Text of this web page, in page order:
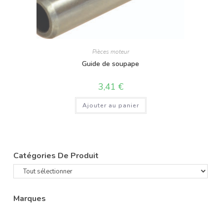
Pièces moteur
Guide de soupape
3,41 €
Ajouter au panier
Catégories De Produit
Marques